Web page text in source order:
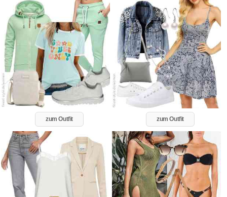
zum Outfit zum Outfit